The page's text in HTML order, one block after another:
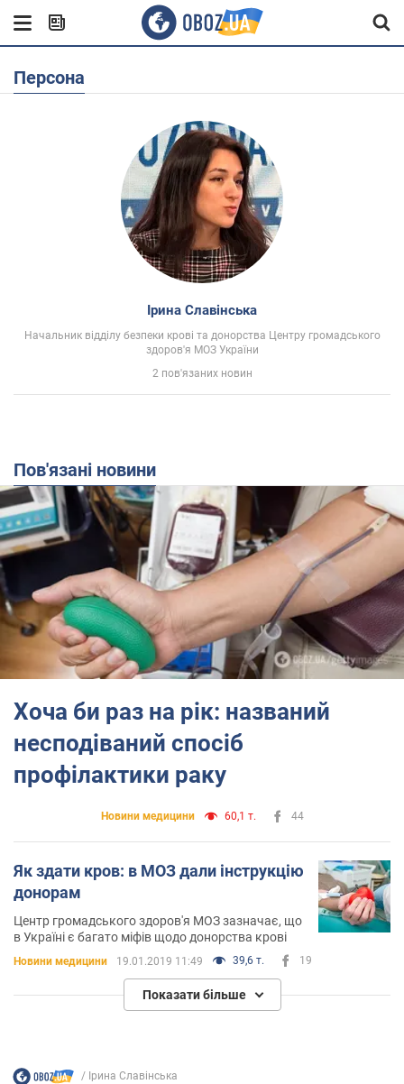
Персона
Ірина Славінська
Начальник відділу безпеки крові та донорства Центру громадського
здоров'я МОЗ України
2 пов'язаних новин
Пов'язані новини
Хоча би раз на рік: названий
несподіваний спосіб
профілактики раку
Новини медицини 60,1 т. 44
Як здати кров: в МОЗ дали інструкцію
донорам
Центр громадського здоров'я МОЗ зазначає, що
в Україні є багато міфів щодо донорства крові
Новини медицини 19.01.2019 11:49 39,6 т. 19
Показати більше
Ірина Славінська